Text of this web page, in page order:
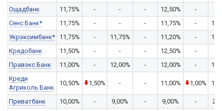
Ощадбанк 11,75% - - - 12,50% -
Сенс Банк*
11,75% - - - 11,75% -
Укрэксимбанк*
11,75% - 11,75% - 11,20% -
Кредобанк
11,50% - - - 12,50% -
Правэкс Банк
11,00% - 12,00% - 12,00% -
Креди
Агриколь Банк
10,50% 1,50% - - 11,00% 1,00%
Приватбанк 10,00% - 9,00% - 9,00% -